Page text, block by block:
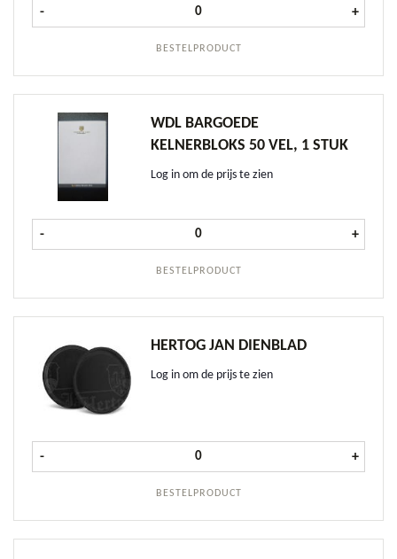
BESTELPRODUCT
- Draagtrays Unbranded, doos 225
+
WDL BARGOEDE
KELNERBLOKS 50 VEL, 1 STUK
Log in om de prijs te zien
BESTELPRODUCT
- WDL Bargoede Kelnerbloks 50
+
HERTOG JAN DIENBLAD
Log in om de prijs te zien
BESTELPRODUCT
- Hertog Jan Dienblad aantal +